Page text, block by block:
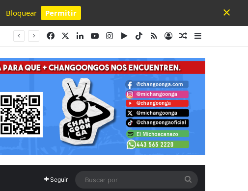
Bloquear Permitir
Powered by SendPulse
×
FacebookLinkedInYouTubeInstagram
Google Play
TikTok
RSSAccesoPublicación al
Barra lateral
Seguir